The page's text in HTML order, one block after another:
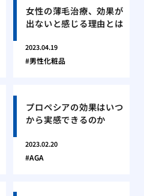
女性の薄毛治療、効果が
出ないと感じる理由とは
2023.04.19
男性化粧品
プロペシアの効果はいつ
から実感できるのか
2023.02.20
AGA